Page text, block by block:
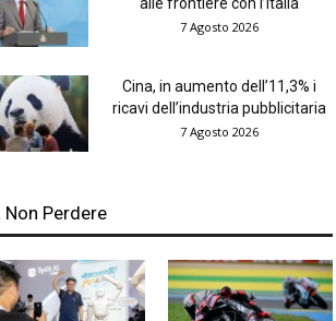
alle frontiere con l’Italia
7 Agosto 2026
Cina, in aumento dell’11,3% i
ricavi dell’industria pubblicitaria
7 Agosto 2026
Non Perdere